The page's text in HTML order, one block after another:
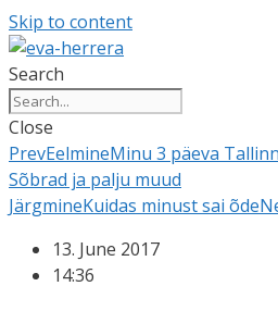
Skip to content
Search
Close
PrevEelmineMinu 3 päeva
Sõbrad ja palju muud
JärgmineKuidas minust sai õde
13. June 2017
14:36